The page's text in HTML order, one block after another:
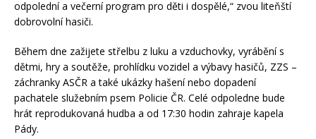
odpolední a večerní program pro děti i dospělé,“ zvou liteňští
dobrovolní hasiči.
Během dne zažijete střelbu z luku a vzduchovky, vyrábění s
dětmi, hry a soutěže, prohlídku vozidel a výbavy hasičů, ZZS –
záchranky ASČR a také ukázky hašení nebo dopadení
pachatele služebním psem Policie ČR. Celé odpoledne bude
hrát reprodukovaná hudba a od 17:30 hodin zahraje kapela
Pády.